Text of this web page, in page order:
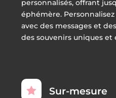
personnalisés, offrant
éphémère.
avec des messages et
des souvenirs uniques et
 Sur-mesure